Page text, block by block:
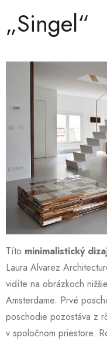
„Singel“
Títo minimalistický
Laura Alvarez
vidíte na obrázkoch
Amsterdame. Prvé
poschodie pozostáva z
v spoločnom priestore.